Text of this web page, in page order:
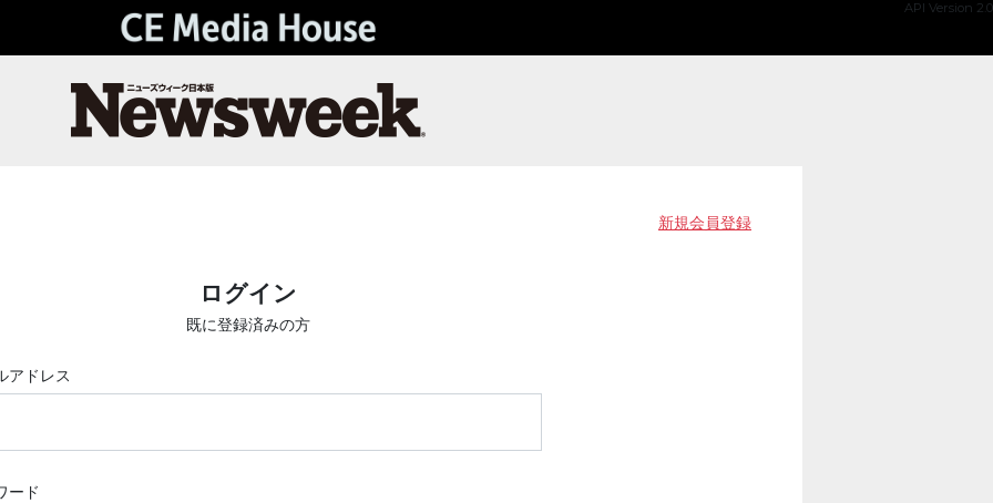
API Version 2.0
新規会員登録
ログイン
既に登録済みの方
アドレス
ード